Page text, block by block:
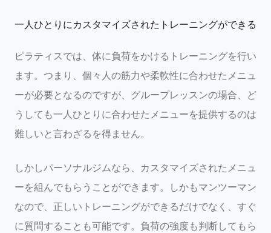
一人ひとりにカスタマイズされたトレーニングができる
ピラティスでは、体に負荷をかけるトレーニングを行い
ます。つまり、個々人の筋力や柔軟性に合わせたメニュ
ーが必要となるのですが、グループレッスンの場合、ど
うしても一人ひとりに合わせたメニューを提供するのは
難しいと言わざるを得ません。
しかしパーソナルジムなら、カスタマイズされたメニュ
ーを組んでもらうことができます。しかもマンツーマン
なので、正しいトレーニングができるだけでなく、すぐ
に質問することも可能です。負荷の強度も判断してもら